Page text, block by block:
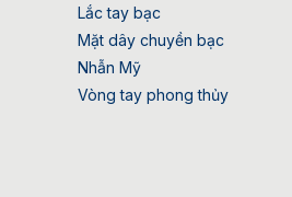
Lắc tay bạc
Mặt dây chuyền bạc
Nhẫn Mỹ
Vòng tay phong thủy